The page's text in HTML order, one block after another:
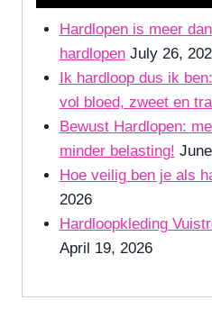
Hardlopen is meer
hardlopen July 26,
Ik hardloop dus ik
vol bloed, zweet en
Bewust Hardlopen:
minder belasting!
Hoe veilig ben je als
2026
Hardloopkleding
April 19, 2026